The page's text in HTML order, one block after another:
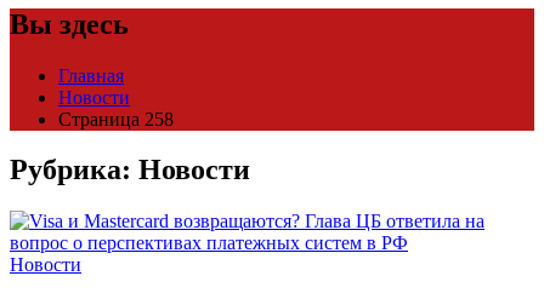
Вы здесь
Главная
Новости
Страница 258
Рубрика: Новости
Новости